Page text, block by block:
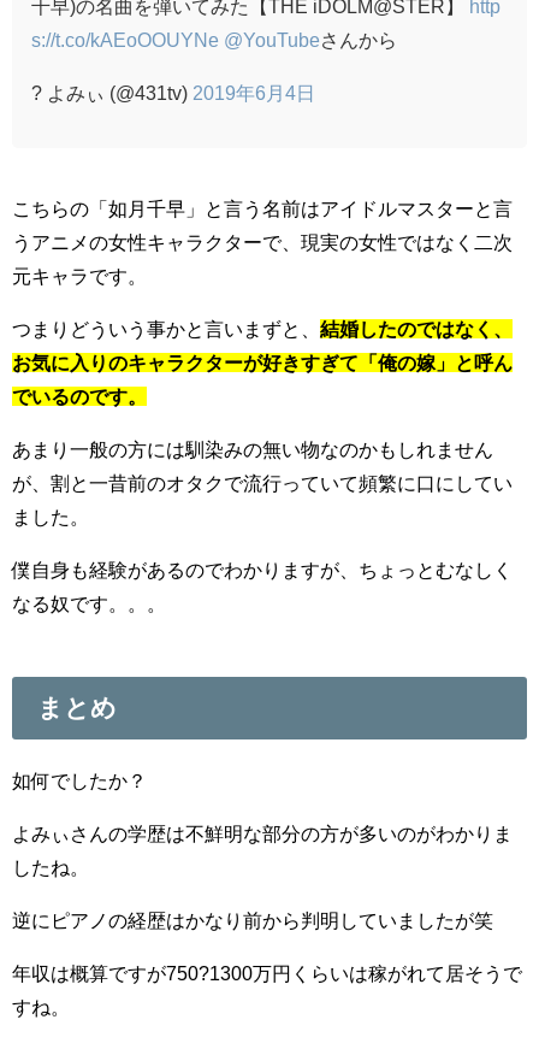
千早)の名曲を弾いてみた【THE iDOLM@STER】
http
s://t.co/kAEoOOUYNe @YouTubeさんから
? よみぃ (@431tv) 2019年6月4日
こちらの「如月千早」と言う名前はアイドルマスターと言
うアニメの女性キャラクターで、現実の女性ではなく二次
元キャラです。
つまりどういう事かと言いまずと、 結婚したのではなく、
お気に入りのキャラクターが好きすぎて「俺の嫁」と呼ん
でいるのです。
あまり一般の方には馴染みの無い物なのかもしれません
が、割と一昔前のオタクで流行っていて頻繁に口にしてい
ました。
僕自身も経験があるのでわかりますが、ちょっとむなしく
なる奴です。。。
まとめ
如何でしたか？
よみぃさんの学歴は不鮮明な部分の方が多いのがわかりま
したね。
逆にピアノの経歴はかなり前から判明していましたが笑
年収は概算ですが750?1300万円くらいは稼がれて居そうで
すね。